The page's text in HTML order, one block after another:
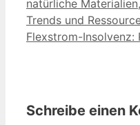
natürliche Materialien,
Trends und
Flexstrom-Insolvenz:
Schreibe einen